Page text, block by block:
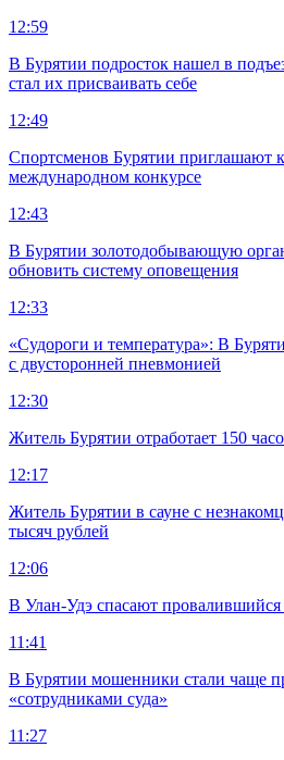
12:59
В Бурятии подросток нашел в
стал их присваивать себе
12:49
Спортсменов Бурятии приглашают
международном конкурсе
12:43
В Бурятии золотодобывающую
обновить систему оповещения
12:33
«Судороги и температура»: В
с двусторонней пневмонией
12:30
Житель Бурятии отработает 150
12:17
Житель Бурятии в сауне с
тысяч рублей
12:06
В Улан-Удэ спасают
11:41
В Бурятии мошенники стали чаще
«сотрудниками суда»
11:27